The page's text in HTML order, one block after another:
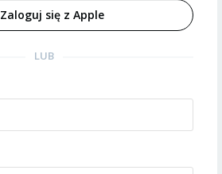
Zaloguj się z Apple
LUB